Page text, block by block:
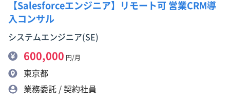
【Salesforceエンジニア】リモート可 営業CRM導
入コンサル
システムエンジニア(SE)
600,000 円/月
東京都
業務委託 / 契約社員